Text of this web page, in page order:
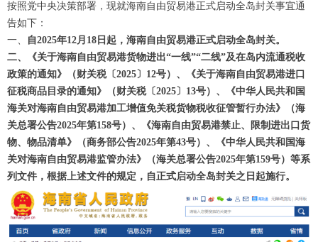
按照党中央决策部署，现就海南自由贸易港正式启动全岛封关事宜通
告如下：
一、
自2025年12月18日起，海南自由贸易港正式启动全岛封关。
二、《关于海南自由贸易港货物进出“一线”“二线”及在岛内流通税收
政策的通知》（财关税〔2025〕12号）、《关于海南自由贸易港进口
征税商品目录的通知》（财关税〔2025〕13号）、《中华人民共和国
海关对海南自由贸易港加工增值免关税货物税收征管暂行办法》（海
关总署公告2025年第158号）、《海南自由贸易港禁止、限制进出口货
物、物品清单》（商务部公告2025年第43号）、《中华人民共和国海
关对海南自由贸易港监管办法》（海关总署公告2025年第159号）等系
列文件，根据上述文件的规定，自正式启动全岛封关之日起施行。